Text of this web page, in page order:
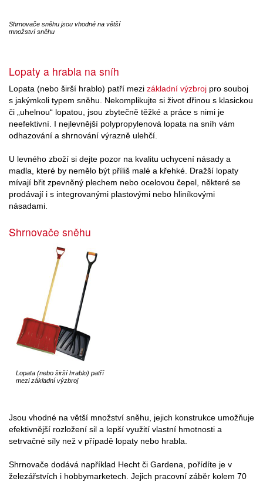
Shrnovače sněhu jsou vhodné na větší
množství sněhu
Lopaty a hrabla na sníh
Lopata (nebo širší hrablo) patří mezi základní výzbroj pro souboj
s jakýmkoli typem sněhu. Nekomplikujte si život dřinou s klasickou
či „uhelnou“ lopatou, jsou zbytečně těžké a práce s nimi je
neefektivní. I nejlevnější polypropylenová lopata na sníh vám
odhazování a shrnování výrazně ulehčí.
U levného zboží si dejte pozor na kvalitu uchycení násady a
madla, které by nemělo být příliš malé a křehké. Dražší lopaty
mívají břit zpevněný plechem nebo ocelovou čepel, některé se
prodávají i s integrovanými plastovými nebo hliníkovými
násadami.
Shrnovače sněhu
Lopata (nebo širší hrablo) patří
mezi základní výzbroj
Jsou vhodné na větší množství sněhu, jejich konstrukce umožňuje
efektivnější rozložení sil a lepší využití vlastní hmotnosti a
setrvačné síly než v případě lopaty nebo hrabla.
Shrnovače dodává například Hecht či Gardena, pořídíte je v
železářstvích i hobbymarketech. Jejich pracovní záběr kolem 70